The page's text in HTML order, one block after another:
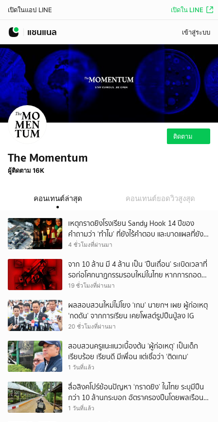
เปิดในแอป LINE เปิดใน LINE
แชนแนล เข้าสู่ระบบ
ติดตาม
The Momentum
ผู้ติดตาม 16K
คอนเทนต์ล่าสุด คอนเทนต์ยอดวิวสูงสุด
เหตุกราดยิงโรงเรียน Sandy Hook 14 ปีของ
คำถามว่า ‘ทำไม’ ที่ยังไร้คำตอบ และบาดแผลที่ยัง
ทวงความรับผิดชอบไม่จบ
4 ชั่วโมงที่ผ่านมา
จาก 10 ล้าน มี 4 ล้าน เป็น ‘ปืนเถื่อน’ ระเบิดเวลาที่
รอก่อโศกนาฏกรรมรอบใหม่ในไทย หากการถอดบท
เรียนของรัฐเป็นเพียง ‘ลมปาก’
19 ชั่วโมงที่ผ่านมา
ผลสอบสวนใหม่ไม่โยง ‘เกม’ นายกฯ เผย ผู้ก่อเหตุ
‘กดดัน’ จากการเรียน เคยโพสต์รูปปืนปู่ลง IG
20 ชั่วโมงที่ผ่านมา
สอบสวนครูแนะแนวเบื้องต้น ‘ผู้ก่อเหตุ’ เป็นเด็ก
เรียบร้อย เรียนดี มีเพื่อน แต่เชื่อว่า ‘ติดเกม’
1 วันที่แล้ว
สื่อสิงคโปร์ย้อนปัญหา ‘กราดยิง’ ในไทย ระบุมีปืน
กว่า 10 ล้านกระบอก อัตราครองปืนโดยพลเรือน
สูงที่สุดในภูมิภาค
1 วันที่แล้ว